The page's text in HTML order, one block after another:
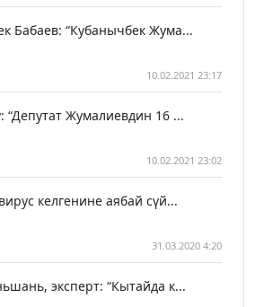
Бабаев: “Кубанычбек Жума...
10.02.2021 23:17
Жумалиевдин 16 ...
10.02.2021 23:02
келгенине аябай сүй...
31.03.2020 4:20
эксперт: “Кытайда к...